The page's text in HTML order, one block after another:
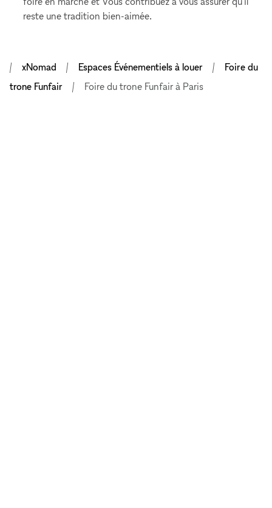
reste une tradition bien-aimée.
xNomad Espaces Événementiels à louer
Foire du
trone Funfair
Foire du trone Funfair à Paris